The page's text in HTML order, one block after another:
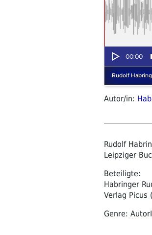
Autor/in:
Rudolf
Leipziger
Beteiligte:
Habringer
Verlag Picus
Genre: